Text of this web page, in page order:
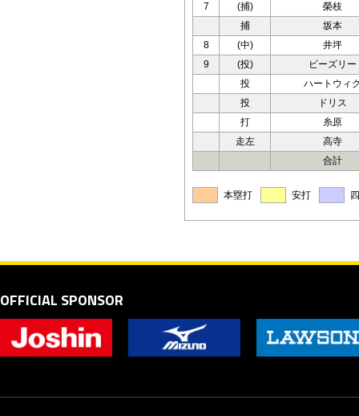
7
(捕)
榮枝
捕
坂本
8
(中)
井坪
9
(投)
ビーズリー
投
ハートウィ
投
ドリス
打
糸原
走左
高寺
合計
本塁打 安打
OFFICIAL SPONSOR